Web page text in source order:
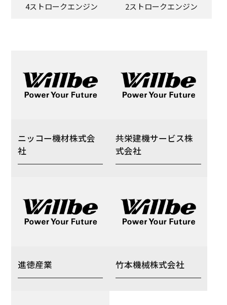
4ストロークエンジン 2ストロークエンジン
ニッコー機材株式会
社
共栄建機サービス株
式会社
進徳産業 竹本機械株式会社